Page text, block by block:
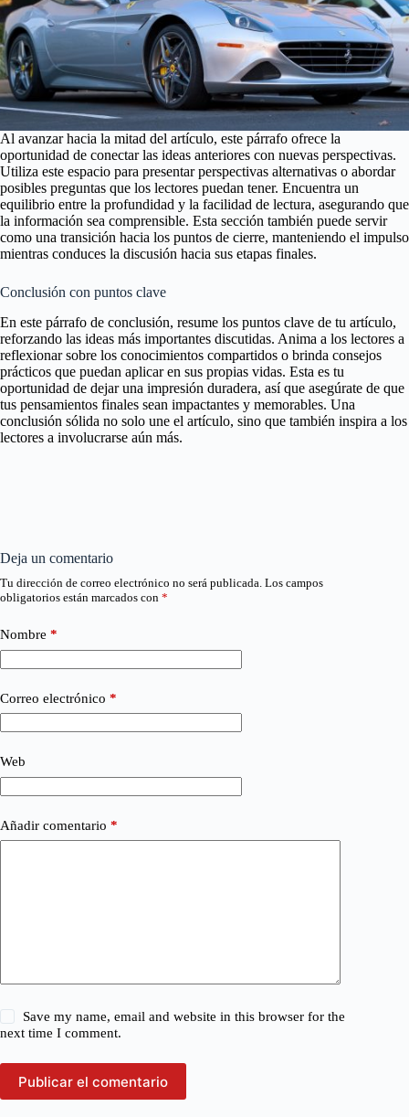
Al avanzar hacia la mitad del artículo, este párrafo ofrece la
oportunidad de conectar las ideas anteriores con nuevas perspectivas.
Utiliza este espacio para presentar perspectivas alternativas o abordar
posibles preguntas que los lectores puedan tener. Encuentra un
equilibrio entre la profundidad y la facilidad de lectura, asegurando que
la información sea comprensible. Esta sección también puede servir
como una transición hacia los puntos de cierre, manteniendo el impulso
mientras conduces la discusión hacia sus etapas finales.
Conclusión con puntos clave
En este párrafo de conclusión, resume los puntos clave de tu artículo,
reforzando las ideas más importantes discutidas. Anima a los lectores a
reflexionar sobre los conocimientos compartidos o brinda consejos
prácticos que puedan aplicar en sus propias vidas. Esta es tu
oportunidad de dejar una impresión duradera, así que asegúrate de que
tus pensamientos finales sean impactantes y memorables. Una
conclusión sólida no solo une el artículo, sino que también inspira a los
lectores a involucrarse aún más.
Deja un comentario
Tu dirección de correo electrónico no será publicada. Los campos
obligatorios están marcados con *
Nombre *
Correo electrónico *
Web
Añadir comentario *
Save my name, email and website in this browser for the
next time I comment.
Publicar el comentario